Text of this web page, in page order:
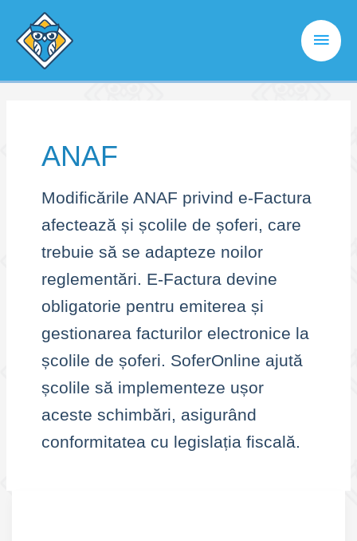
content
Main
ANAF
Modificările ANAF privind e-Factura
afectează și școlile de șoferi, care
trebuie să se adapteze noilor
reglementări. E-Factura devine
obligatorie pentru emiterea și
gestionarea facturilor electronice la
școlile de șoferi. SoferOnline ajută
școlile să implementeze ușor
aceste schimbări, asigurând
conformitatea cu legislația fiscală.